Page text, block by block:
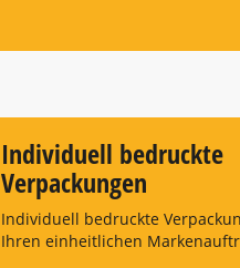
Individuell bedruckte
Verpackungen
Individuell bedruckte
Ihren einheitlichen